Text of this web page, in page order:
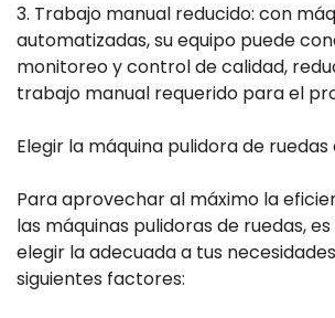
3. Trabajo manual reducido: con
automatizadas, su equipo puede
monitoreo y control de calidad,
trabajo manual requerido para el
Elegir la máquina pulidora de
Para aprovechar al máximo la
las máquinas pulidoras de ruedas,
elegir la adecuada a tus
siguientes factores: